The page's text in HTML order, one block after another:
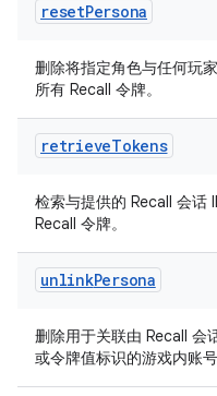
resetPersona
删除将指定角色与任何玩
所有 Recall 令牌。
retrieveTokens
检索与提供的 Recall 会话
Recall 令牌。
unlinkPersona
删除用于关联由 Recall 会
或令牌值标识的游戏内账